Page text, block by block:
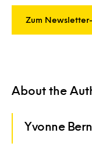
Zum
About the
Yvonne